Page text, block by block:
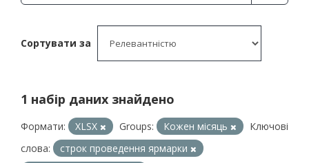
Сортувати за
1 набір даних знайдено
Формати: XLSX Groups: Кожен місяць
Ключові
слова:
строк проведення ярмарки